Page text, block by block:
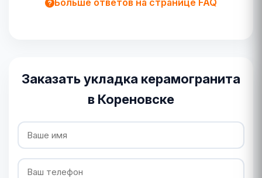
Больше ответов на странице FAQ
Заказать укладка керамогранита
в Кореновске